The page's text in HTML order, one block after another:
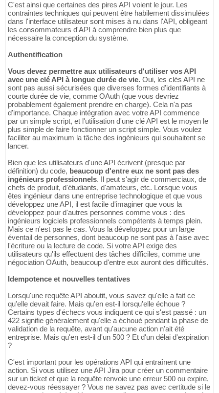
C'est ainsi que certaines des pires API voient le jour. Les
contraintes techniques qui peuvent être habilement dissimulées
dans l'interface utilisateur sont mises à nu dans l'API, obligeant
les consommateurs d'API à comprendre bien plus que
nécessaire la conception du système.
Authentification
Vous devez permettre aux utilisateurs d'utiliser vos API
avec une clé API à longue durée de vie. Oui, les clés API ne
sont pas aussi sécurisées que diverses formes d'identifiants à
courte durée de vie, comme OAuth (que vous devriez
probablement également prendre en charge). Cela n'a pas
d'importance. Chaque intégration avec votre API commence
par un simple script, et l'utilisation d'une clé API est le moyen le
plus simple de faire fonctionner un script simple. Vous voulez
faciliter au maximum la tâche des ingénieurs qui souhaitent se
lancer.
Bien que les utilisateurs d'une API écrivent (presque par
définition) du code, beaucoup d'entre eux ne sont pas des
ingénieurs professionnels. Il peut s'agir de commerciaux, de
chefs de produit, d'étudiants, d'amateurs, etc. Lorsque vous
êtes ingénieur dans une entreprise technologique et que vous
développez une API, il est facile d'imaginer que vous la
développez pour d'autres personnes comme vous : des
ingénieurs logiciels professionnels compétents à temps plein.
Mais ce n'est pas le cas. Vous la développez pour un large
éventail de personnes, dont beaucoup ne sont pas à l'aise avec
l'écriture ou la lecture de code. Si votre API exige des
utilisateurs qu'ils effectuent des tâches difficiles, comme une
négociation OAuth, beaucoup d'entre eux auront des difficultés.
Idempotence et nouvelles tentatives
Lorsqu'une requête API aboutit, vous savez qu'elle a fait ce
qu'elle devait faire. Mais qu'en est-il lorsqu'elle échoue ?
Certains types d'échecs vous indiquent ce qui s'est passé : un
422 signifie généralement qu'elle a échoué pendant la phase de
validation de la requête, avant qu'aucune action n'ait été
entreprise. Mais qu'en est-il d'un 500 ? Et d'un délai d'expiration
?
C'est important pour les opérations API qui entraînent une
action. Si vous utilisez une API Jira pour créer un commentaire
sur un ticket et que la requête renvoie une erreur 500 ou expire,
devez-vous réessayer ? Vous ne savez pas avec certitude si le